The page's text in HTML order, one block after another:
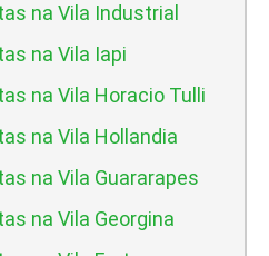
na Vila Industrial
na Vila Iapi
na Vila Horacio Tulli
na Vila Hollandia
na Vila Guararapes
na Vila Georgina